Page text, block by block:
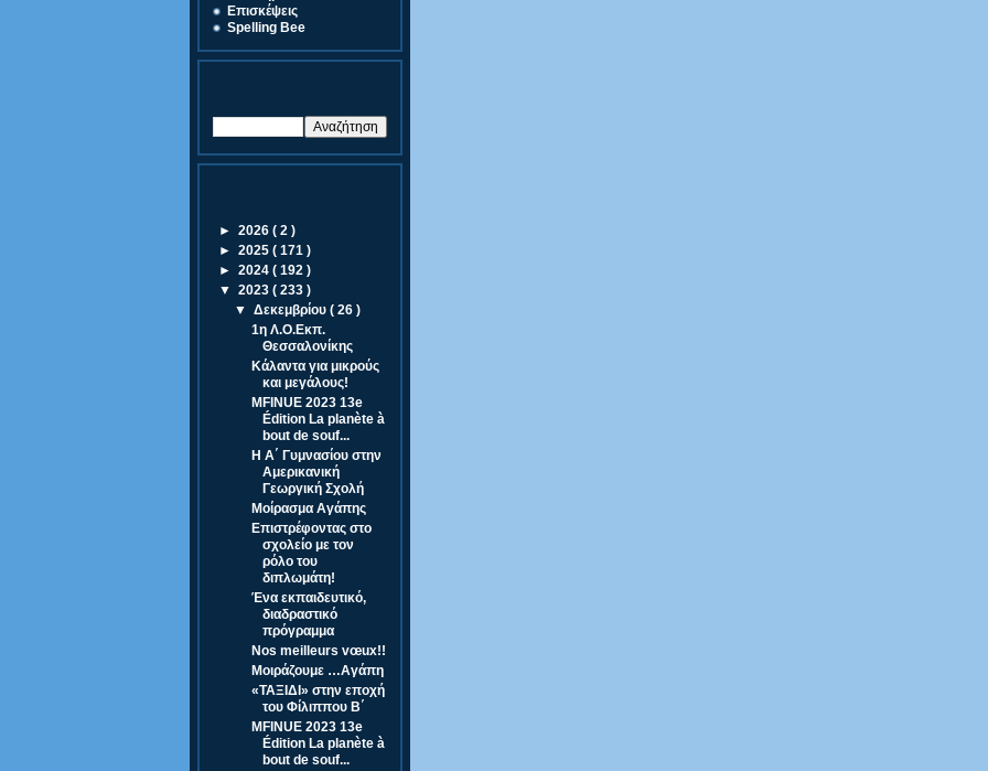
Eπισκέψεις
Spelling Bee
► 2026 ( 2 )
► 2025 ( 171 )
► 2024 ( 192 )
▼ 2023 ( 233 )
▼Δεκεμβρίου( 26 )
1η Λ.Ο.Εκπ.
Θεσσαλονίκης
Κάλαντα για μικρούς
και μεγάλους!
MFINUE 2023 13e
Édition La planète à
bout de souf...
Η Α΄ Γυμνασίου στην
Αμερικανική
Γεωργική Σχολή
Μοίρασμα Αγάπης
Επιστρέφοντας στο
σχολείο με τον
ρόλο του
διπλωμάτη!
Ένα εκπαιδευτικό,
διαδραστικό
πρόγραμμα
Nos meilleurs vœux!!
Μοιράζουμε …Αγάπη
«ΤΑΞΙΔΙ» στην εποχή
του Φίλιππου Β΄
MFINUE 2023 13e
Édition La planète à
bout de souf...